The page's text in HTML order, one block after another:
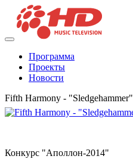
Программа
Проекты
Новости
Fifth Harmony - "Sledgehammer"
Конкурс "Аполлон-2014"